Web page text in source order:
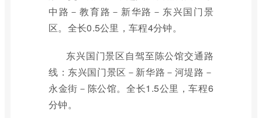
中路－教育路－新华路－东兴国门景
区。全长0.5公里，车程4分钟。
东兴国门景区自驾至陈公馆交通路
线：东兴国门景区－新华路－河堤路－
永金街－陈公馆。全长1.5公里，车程6
分钟。